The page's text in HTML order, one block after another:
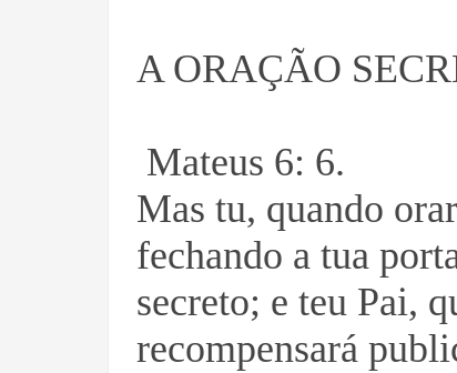
A ORAÇÃO
Mateus 6: 6.
Mas tu, quando
fechando a tua
secreto; e teu Pai,
recompensará